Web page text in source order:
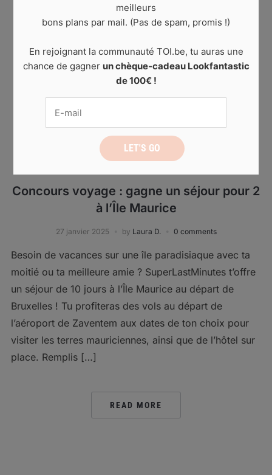
Concours voyage : gagne un séjour pour 2
à l’Île Maurice
27 janvier 2025 by Laura D. 0 comments
Besoin de vacances sur une île paradisiaque avec ta
moitié ou ta meilleure amie ? SuperLastMinutes t’offre
un séjour de 10 jours à l’Île Maurice au départ de
Bruxelles ! Tu profiteras des vols au départ de
l’aéroport de Zaventem aux dates de ton choix pour
visiter les terres mauriciennes, ainsi que de l’hôtel sur
place. Remplis […]
READ MORE
meilleurs
bons plans par mail. (Pas de spam, promis !)
En rejoignant la communauté TOI.be, tu auras une
chance de gagner un chèque-cadeau Lookfantastic
de 100€ !